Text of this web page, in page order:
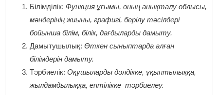
Білімділік: Функция ұғымы, оның анықталу облысы,
мәндерінің жиыны, графигі, берілу тәсілдері
бойынша білім, білік, дағдыларды дамыту.
Дамытушылық: Өткен сыныптарда алған
білімдерін дамыту.
Тәрбиелік: Оқушыларды дәлдікке, ұқыптылыққа,
жылдамдылыққа, ептілікке тәрбиелеу.